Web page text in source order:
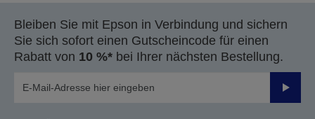
Bleiben Sie mit Epson in Verbindung und sichern
Sie sich sofort einen Gutscheincode für einen
Rabatt von 10 %* bei Ihrer nächsten Bestellung.